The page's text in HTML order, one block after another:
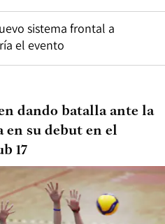
sistema frontal a
el evento
dando batalla ante la
en su debut en el
17